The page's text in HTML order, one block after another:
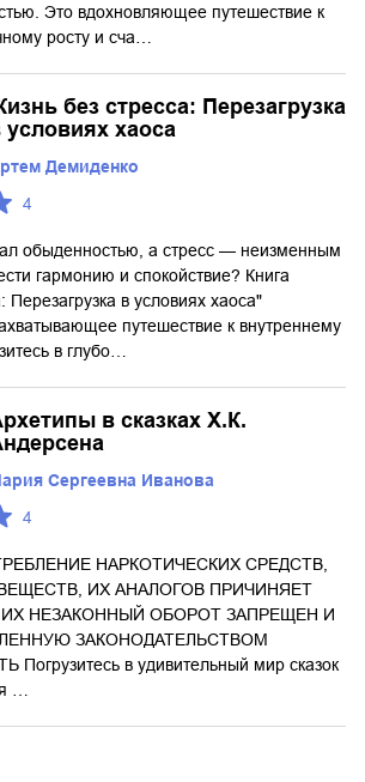
Это вдохновляющее путешествие к
росту и сча…
без стресса: Перезагрузка
условиях хаоса
Демиденко
4
обыденностью, а стресс — неизменным
гармонию и спокойствие? Книга
Перезагрузка в условиях хаоса"
путешествие к внутреннему
в глубо…
в сказках Х.К.
Сергеевна Иванова
4
НАРКОТИЧЕСКИХ СРЕДСТВ,
ИХ АНАЛОГОВ ПРИЧИНЯЕТ
НЕЗАКОННЫЙ ОБОРОТ ЗАПРЕЩЕН И
ЗАКОНОДАТЕЛЬСТВОМ
в удивительный мир сказок
…